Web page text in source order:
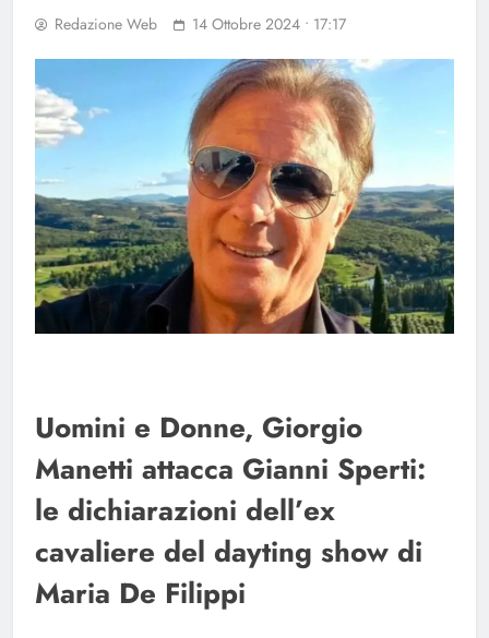
Redazione Web 14 Ottobre 2024 • 17:17
Uomini e Donne, Giorgio
Manetti attacca Gianni Sperti:
le dichiarazioni dell’ex
cavaliere del dayting show di
Maria De Filippi